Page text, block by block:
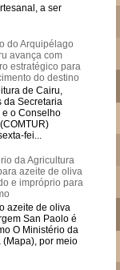
a ser
do Arquipélago
avança com
estratégico para
do destino
de Cairu,
da Secretaria
e o Conselho
fei...
da Agricultura
azeite de oliva
e impróprio para
azeite de oliva
San Paolo é
O Ministério da
por meio